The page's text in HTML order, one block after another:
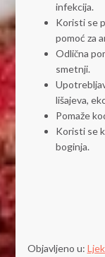
infekcija.
Koristi se
pomoć za
Odlična
smetnji.
lišajeva,
Pomaže
Koristi se
boginja.
Objavljeno u: